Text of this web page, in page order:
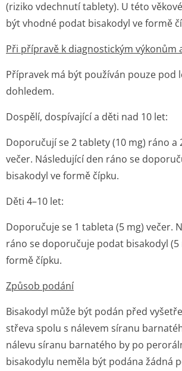
(riziko vdechnutí tablety). U této
být vhodné podat bisakodyl ve formě
Při přípravě k diagnostickým výkonům
Přípravek má být používán pouze pod
dohledem.
Dospělí, dospívající a děti nad 10 let:
Doporučují se 2 tablety (10 mg) ráno a
večer. Následující den ráno se
bisakodyl ve formě čípku.
Děti 4–10 let:
Doporučuje se 1 tableta (5 mg) večer.
ráno se doporučuje podat bisakodyl (5
formě čípku.
Způsob podání
Bisakodyl může být podán před
střeva spolu s nálevem síranu
nálevu síranu barnatého by po
bisakodylu neměla být podána žádná